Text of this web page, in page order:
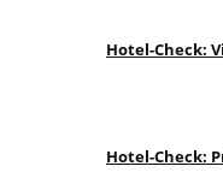
Hotel-Check:
Hotel-Check: